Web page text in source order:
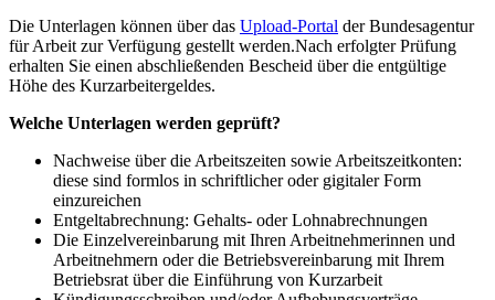
Die Unterlagen können über das Upload-Portal der Bundesagentur
für Arbeit zur Verfügung gestellt werden.Nach erfolgter Prüfung
erhalten Sie einen abschließenden Bescheid über die entgültige
Höhe des Kurzarbeitergeldes.
Welche Unterlagen werden geprüft?
Nachweise über die Arbeitszeiten sowie Arbeitszeitkonten:
diese sind formlos in schriftlicher oder gigitaler Form
einzureichen
Entgeltabrechnung: Gehalts- oder Lohnabrechnungen
Die Einzelvereinbarung mit Ihren Arbeitnehmerinnen und
Arbeitnehmern oder die Betriebsvereinbarung mit Ihrem
Betriebsrat über die Einführung von Kurzarbeit